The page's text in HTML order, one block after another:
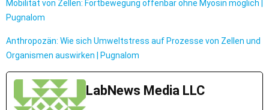
Mobilität von Zellen: Fortbewegung offenbar ohne Myosin möglich |
Pugnalom
Anthropozän: Wie sich Umweltstress auf Prozesse von Zellen und
Organismen auswirken | Pugnalom
LabNews Media LLC